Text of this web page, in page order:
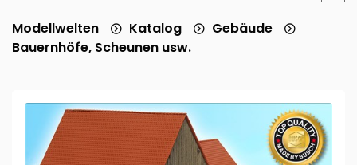
Modellwelten Katalog
Gebäude
Bauernhöfe, Scheunen usw.